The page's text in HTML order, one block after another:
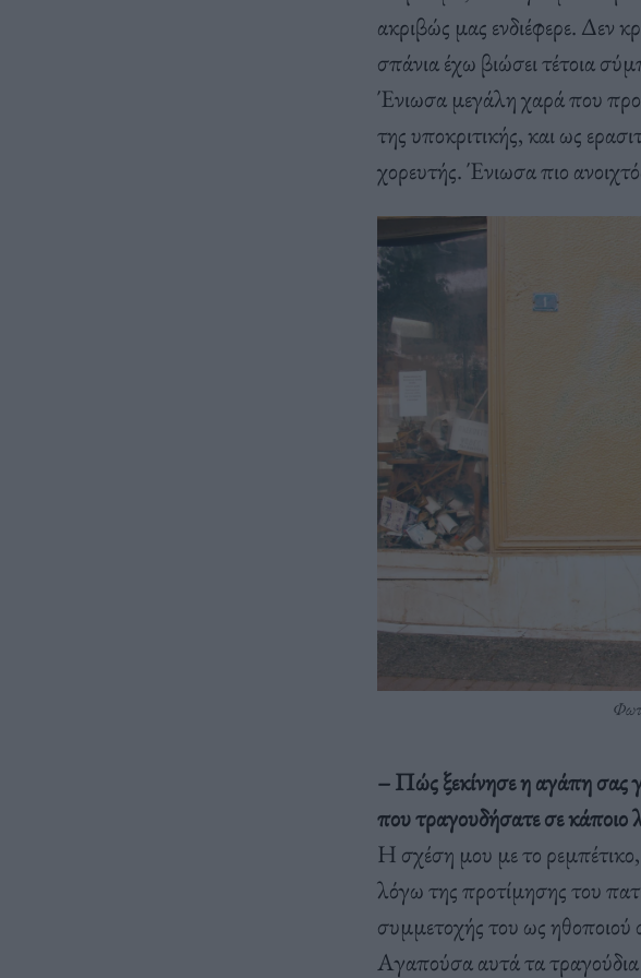
ακριβώς μας ενδιέφερε. Δεν
σπάνια έχω βιώσει τέτοια
Ένιωσα μεγάλη χαρά που
της υποκριτικής, και ως
χορευτής. Ένιωσα πιο
– Πώς ξεκίνησε η αγάπη σας
που τραγουδήσατε σε κάποιο
Η σχέση μου με το
λόγω της προτίμησης του
συμμετοχής του ως
Αγαπούσα αυτά τα τραγούδια